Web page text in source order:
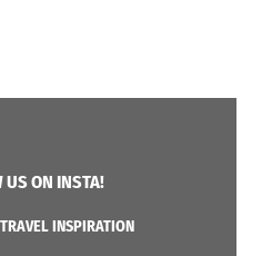
US ON INSTA!
INSPIRATION